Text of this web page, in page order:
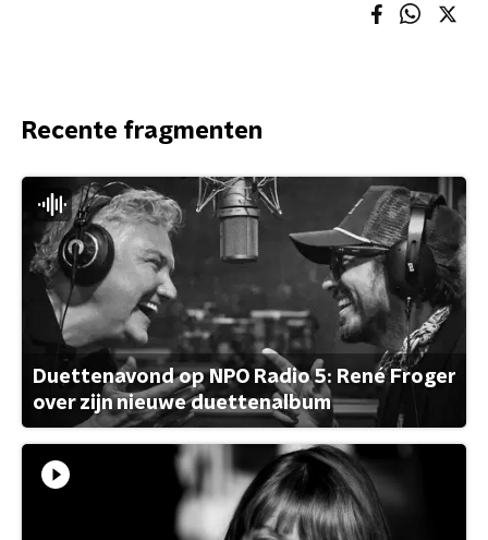
Recente fragmenten
Duettenavond op NPO Radio 5: René Froger
over zijn nieuwe duettenalbum